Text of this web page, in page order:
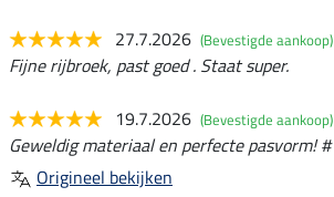
27.7.2026 (Bevestigde aankoop)
Fijne rijbroek, past goed . Staat super.
19.7.2026 (Bevestigde aankoop)
Geweldig materiaal en perfecte pasvorm! #
Origineel bekijken